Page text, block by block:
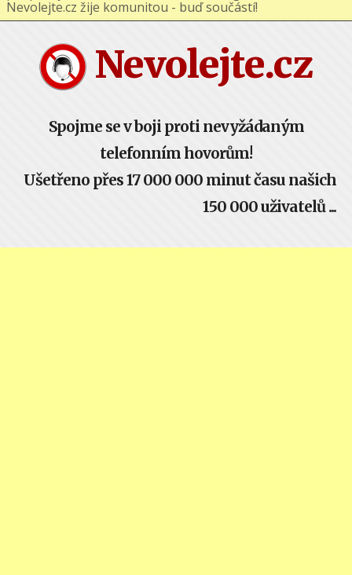
Nevolejte.cz
Spojme se v boji proti nevyžádaným
telefonním hovorům!
Ušetřeno přes 17 000 000 minut času našich
150 000 uživatelů ...
Nevolejte.cz žije komunitou - buď součástí!